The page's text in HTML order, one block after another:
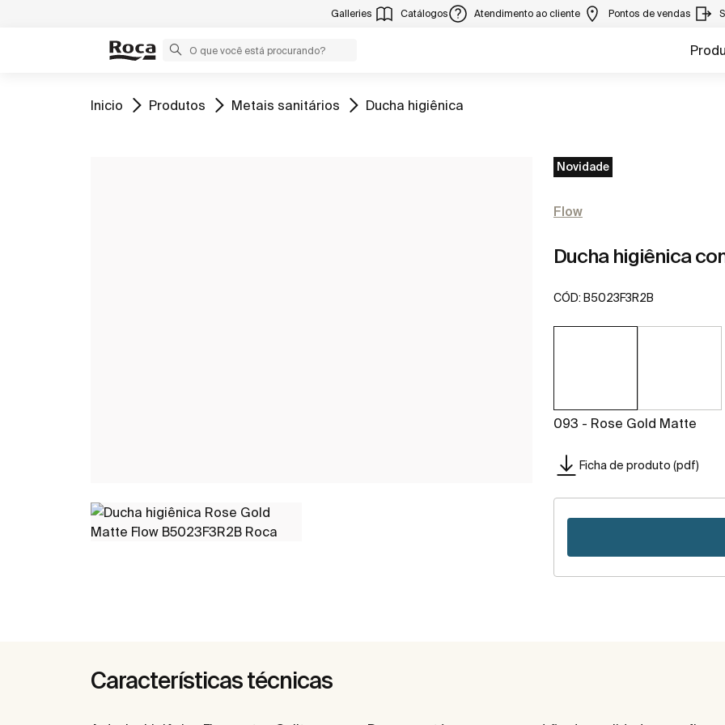
Galleries Catálogos Atendimento ao cliente Pontos de vendas
Ir para
Inicio Ir para
Produtos Ir para
Metais sanitários Ir para
Ducha higiênica
Novidade
Flow
Ducha higiênica
CÓD: B5023F3R2B
093 - Rose Gold Matte
Ficha de produto (pdf)
Características técnicas